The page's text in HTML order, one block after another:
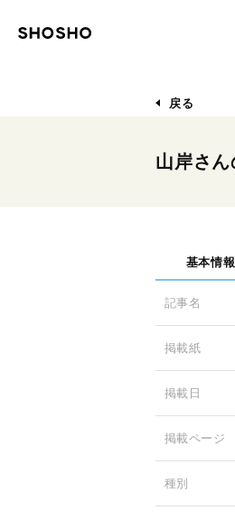
戻る
山岸さ
基本情報
記事名
掲載紙
掲載日
掲載ページ
種別